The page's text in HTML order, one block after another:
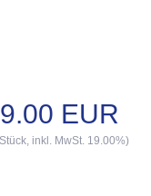
EUR
inkl. MwSt. 19.00%)